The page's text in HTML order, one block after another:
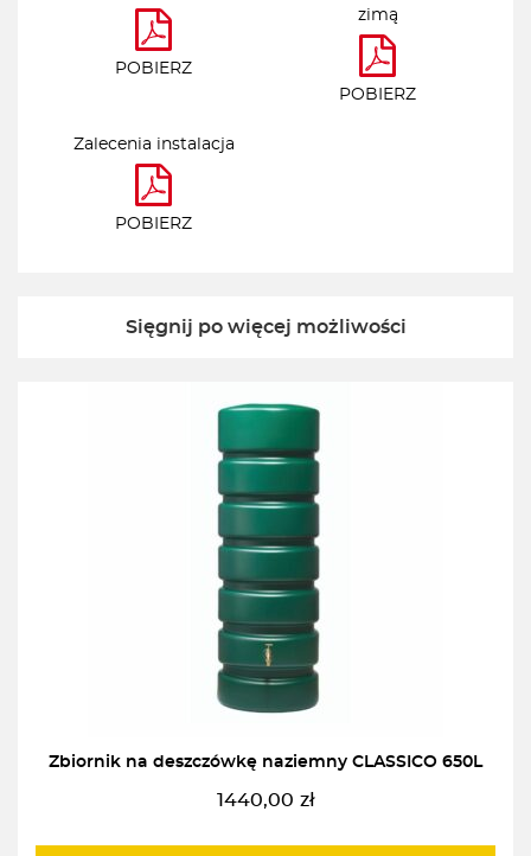
POBIERZ
zimą
POBIERZ
Zalecenia instalacja
POBIERZ
Sięgnij po więcej możliwości
Zbiornik na deszczówkę naziemny CLASSICO 650L
1440,00 zł